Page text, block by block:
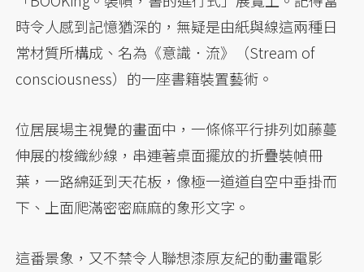
時令人感到記憶猶深的，無疑是由紙與線這兩種日
常材質所構成、名為《意識．流》（Stream of
consciousness）的一座書籍裝置藝術。
位居展場主視覺的畫面中，一條條平行排列如藤蔓
伸展的梭織紗線，串連著桌面擺放的折疊裝幀冊
葉，一路綿延到天花板，像極一道道自空中垂掛而
下、上面爬滿密密麻麻的象形文字。
這番景象，又不禁令人聯想漆原友紀的動畫電影